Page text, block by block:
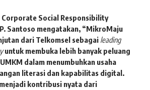
Corporate Social Responsibility
Santoso mengatakan, “MikroMaju
dari Telkomsel sebagai leading
untuk membuka lebih banyak peluang
dalam menumbuhkan usaha
literasi dan kapabilitas digital.
kontribusi nyata dari